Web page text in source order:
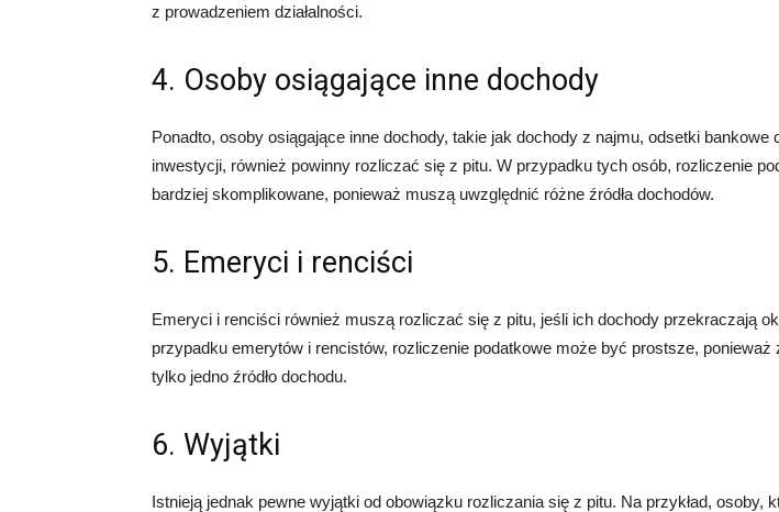
z prowadzeniem działalności.
4. Osoby osiągające inne dochody
Ponadto, osoby osiągające inne dochody, takie jak dochody z najmu, odsetki bankowe
inwestycji, również powinny rozliczać się z pitu. W przypadku tych osób, rozliczenie
bardziej skomplikowane, ponieważ muszą uwzględnić różne źródła dochodów.
5. Emeryci i renciści
Emeryci i renciści również muszą rozliczać się z pitu, jeśli ich dochody przekraczają
przypadku emerytów i rencistów, rozliczenie podatkowe może być prostsze, ponieważ
tylko jedno źródło dochodu.
6. Wyjątki
Istnieją jednak pewne wyjątki od obowiązku rozliczania się z pitu. Na przykład, osoby,